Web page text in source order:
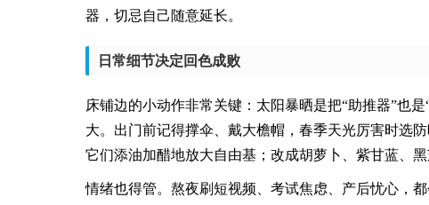
器，切忌自己随意延长。
日常细节决定回色成败
床铺边的小动作非常关键：太阳暴晒是把“助推器”也
大。出门前记得撑伞、戴大檐帽，春季天光厉害时选
它们添油加醋地放大自由基；改成胡萝卜、紫甘蓝、
情绪也得管。熬夜刷短视频、考试焦虑、产后忧心，